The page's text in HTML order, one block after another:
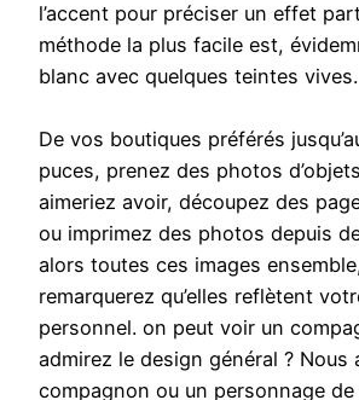
l’accent pour préciser un effet
méthode la plus facile est,
blanc avec quelques teintes vives.
De vos boutiques préférés
puces, prenez des photos
aimeriez avoir, découpez des
ou imprimez des photos depuis
alors toutes ces images
remarquerez qu’elles reflètent
personnel. on peut voir un
admirez le design général ? Nous
compagnon ou un personnage